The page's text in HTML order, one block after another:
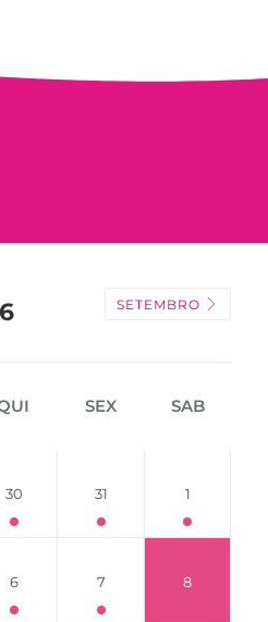
SETEMBRO
SEX SAB
30 31 1
6 7 8